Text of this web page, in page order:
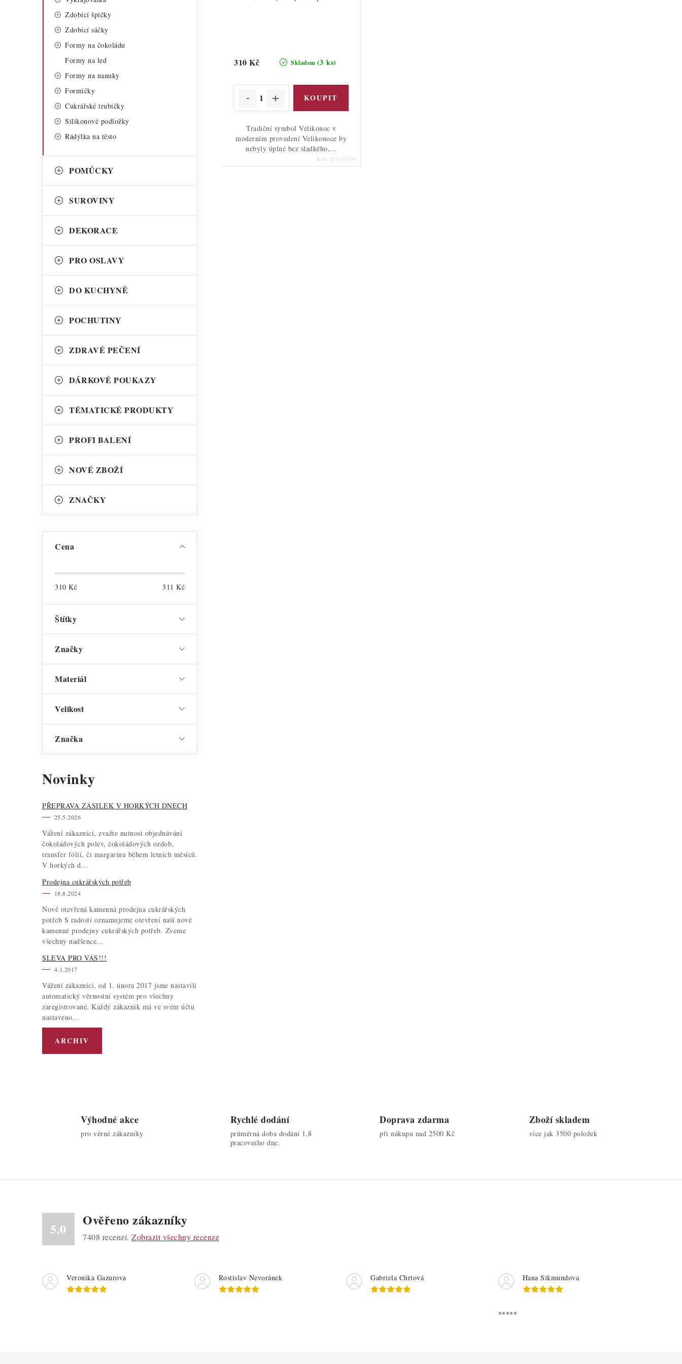
Zdobící špičky
Zdobící sáčky
Formy na čokoládu
Formy na led
Formy na nanuky
Formičky
Cukrářské trubičky
Silikonové podložky
Rádýlka na těsto
POMŮCKY
SUROVINY
DEKORACE
PRO OSLAVY
DO KUCHYNĚ
POCHUTINY
ZDRAVÉ PEČENÍ
DÁRKOVÉ POUKAZY
TÉMATICKÉ PRODUKTY
PROFI BALENÍ
NOVÉ ZBOŽÍ
ZNAČKY
Cena
310 Kč 311 Kč
Štítky
Značky
Materiál
Velikost
Značka
Novinky
PŘEPRAVA ZÁSILEK V HORKÝCH DNECH
25.5.2026
Vážení zákazníci, zvažte nutnost objednávání
čokoládových polev, čokoládových ozdob,
transfer fólií, či margarínu během letních měsíců.
V horkých d...
Prodejna cukrářských potřeb
18.8.2024
Nově otevřená kamenná prodejna cukrářských
potřeb S radostí oznamujeme otevření naší nové
kamenné prodejny cukrářských potřeb. Zveme
všechny nadšence...
SLEVA PRO VÁS!!!
4.1.2017
Vážení zákazníci, od 1. února 2017 jsme nastavili
automatický věrnostní systém pro všechny
zaregistrované. Každý zákazník má ve svém účtu
nastaveno...
ARCHIV
t
ů
Skladem (3 ks)
310 Kč
Tradiční symbol Velikonoc v
moderním provedení Velikonoce by
nebyly úplné bez sladkého,...
Kód: 123-151734
Výhodné akce
pro věrné zákazníky
Rychlé dodání
průměrná doba dodání 1,8
pracovního dne.
Doprava zdarma
při nákupu nad 2500 Kč
Zboží skladem
více jak 3500 položek
5.0
Ověřeno zákazníky
7408 recenzí. Zobrazit všechny recenze
Veronika Gazurova Rostislav Nevoránek Gabriela Chrtová Hana Sikmundova
*****